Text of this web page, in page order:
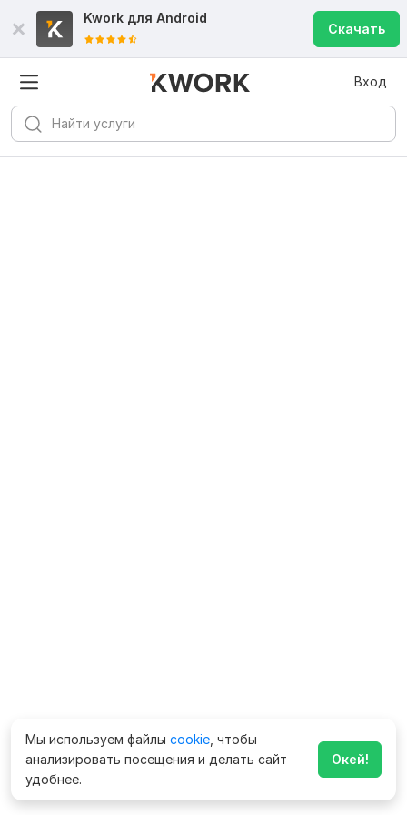
Kwork для Android
Скачать
Вход
Мы используем файлы cookie , чтобы
анализировать посещения и делать сайт
удобнее.
Окей!